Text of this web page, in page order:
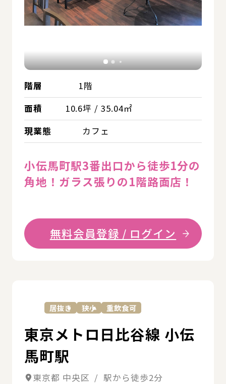
階層
1階
面積
10.6坪 / 35.04㎡
現業態
カフェ
小伝馬町駅3番出口から徒歩1分の
角地！ガラス張りの1階路面店！
無料会員登録 / ログイン
居抜き 狭小 重飲食可
東京メトロ日比谷線 小伝
馬町駅
東京都 中央区 / 駅から徒歩2分